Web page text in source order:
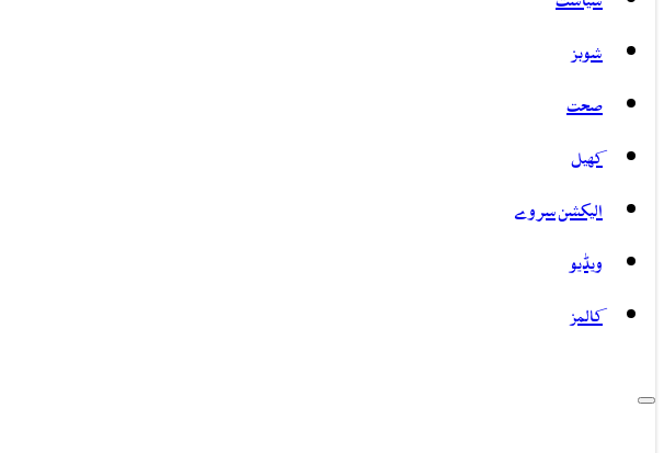
شوبز
صحت
کھیل
الیکشن سروے
ویڈیو
کالمز